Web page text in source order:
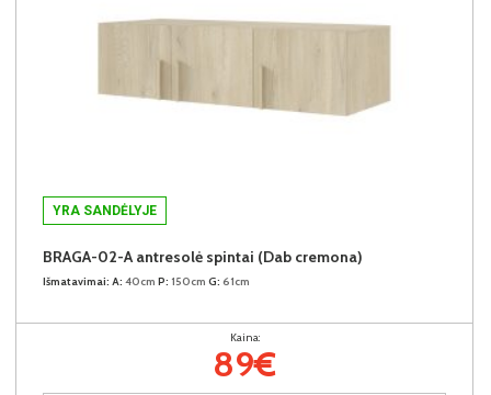
YRA SANDĖLYJE
BRAGA-02-A antresolė spintai (Dab cremona)
Išmatavimai: A: 40cm P: 150cm G: 61cm
Kaina:
89€